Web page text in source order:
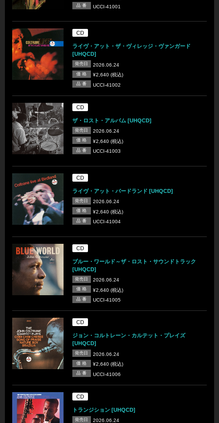
品 番 UCCI-41001
CD
ライヴ・アット・ザ・ヴィレッジ・ヴァンガード
[UHQCD]
発売日 2026.06.24
価 格 ¥2,640 (税込)
品 番 UCCI-41002
CD
ザ・ロスト・アルバム [UHQCD]
発売日 2026.06.24
価 格 ¥2,640 (税込)
品 番 UCCI-41003
CD
ライヴ・アット・バードランド [UHQCD]
発売日 2026.06.24
価 格 ¥2,640 (税込)
品 番 UCCI-41004
CD
ブルー・ワールド～ザ・ロスト・サウンドトラック
[UHQCD]
発売日 2026.06.24
価 格 ¥2,640 (税込)
品 番 UCCI-41005
CD
ジョン・コルトレーン・カルテット・プレイズ
[UHQCD]
発売日 2026.06.24
価 格 ¥2,640 (税込)
品 番 UCCI-41006
CD
トランジション [UHQCD]
発売日 2026.06.24